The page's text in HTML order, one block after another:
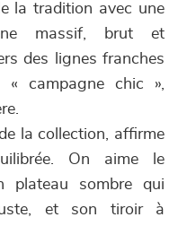
la tradition avec une
massif, brut et
des lignes franches
« campagne chic »,
la collection, affirme
On aime le
plateau sombre qui
et son tiroir à